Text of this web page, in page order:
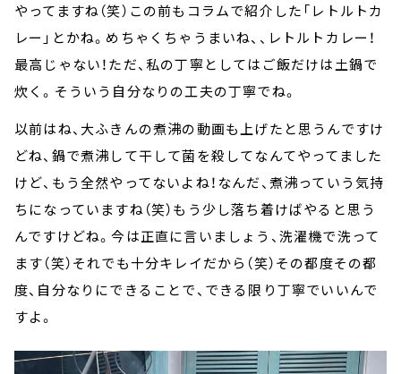
やってますね（笑）この前もコラムで紹介した「レトルトカ
レー」とかね。めちゃくちゃうまいね、、レトルトカレー！
最高じゃない！ただ、私の丁寧としてはご飯だけは土鍋で
炊く。そういう自分なりの工夫の丁寧でね。
以前はね、大ふきんの煮沸の動画も上げたと思うんですけ
どね、鍋で煮沸して干して菌を殺してなんてやってました
けど、もう全然やってないよね！なんだ、煮沸っていう気持
ちになっていますね（笑）もう少し落ち着けばやると思う
んですけどね。今は正直に言いましょう、洗濯機で洗って
ます（笑）それでも十分キレイだから（笑）その都度その都
度、自分なりにできることで、できる限り丁寧でいいんで
すよ。